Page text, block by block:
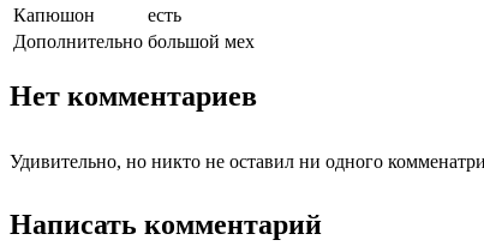
Капюшон
есть
Дополнительно большой мех
Нет комментариев
Удивительно, но никто не оставил ни одного
Написать комментарий